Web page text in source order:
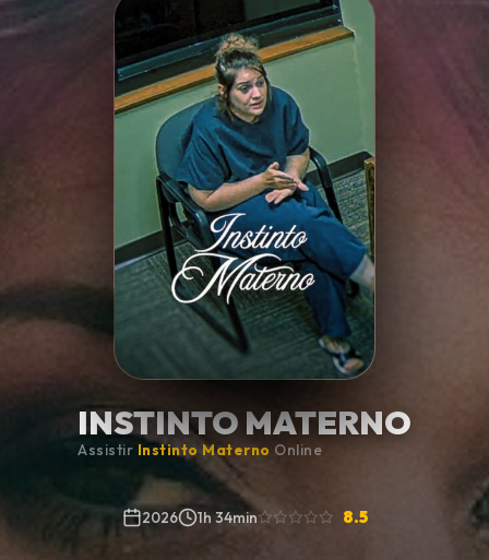
Minha Lista
Pesquisar
INSTINTO MATERNO
Assistir Instinto Materno Online
2026 1h 34min 8.5